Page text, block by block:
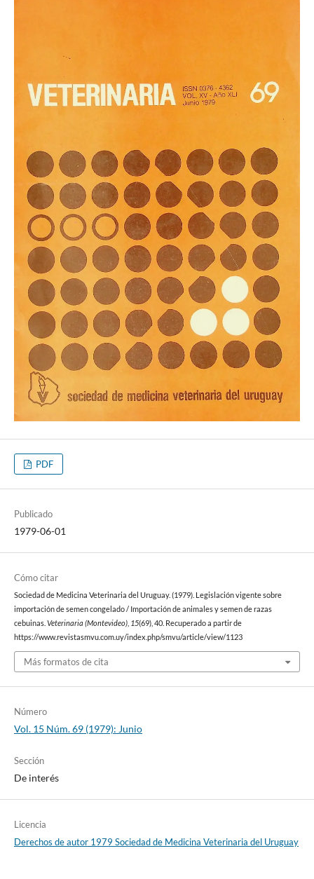
PDF
Publicado
1979-06-01
Cómo citar
Sociedad de Medicina Veterinaria del Uruguay. (1979). Legislación vigente sobre
importación de semen congelado / Importación de animales y semen de razas
cebuinas. Veterinaria (Montevideo), 15(69), 40. Recuperado a partir de
https://www.revistasmvu.com.uy/index.php/smvu/article/view/1123
Más formatos de cita
Número
Vol. 15 Núm. 69 (1979): Junio
Sección
De interés
Licencia
Derechos de autor 1979 Sociedad de Medicina Veterinaria del Uruguay